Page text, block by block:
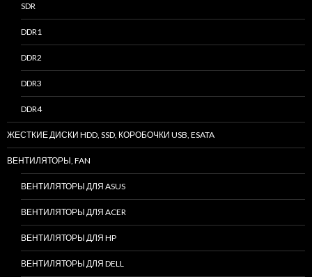
SDR
DDR1
DDR2
DDR3
DDR4
ЖЕСТКИЕ ДИСКИ HDD, SSD, КОРОБОЧКИ USB, ESATA
ВЕНТИЛЯТОРЫ, FAN
ВЕНТИЛЯТОРЫ ДЛЯ ASUS
ВЕНТИЛЯТОРЫ ДЛЯ ACER
ВЕНТИЛЯТОРЫ ДЛЯ HP
ВЕНТИЛЯТОРЫ ДЛЯ DELL